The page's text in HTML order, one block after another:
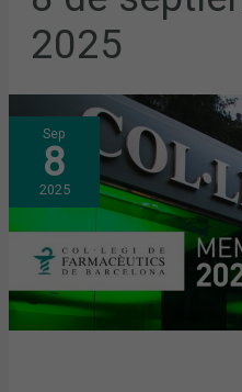
2025
Sep
8
2025
PUBLICADA
LA
MEMORIA
DEL
COFB:
¿QUÉ
HA
LO
MÁS
RELEVANTE
DE
2024?